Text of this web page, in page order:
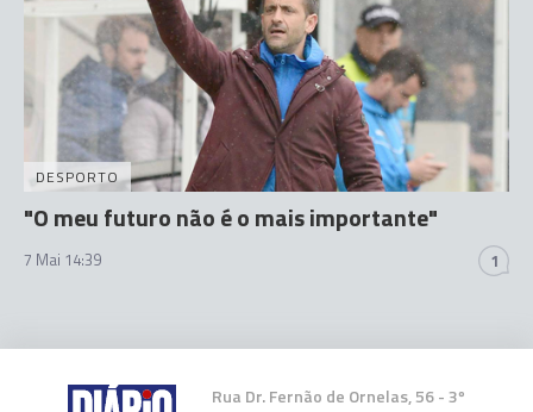
DESPORTO
"O meu futuro não é o mais importante"
7 Mai 14:39 1
Rua Dr. Fernão de Ornelas, 56 - 3º